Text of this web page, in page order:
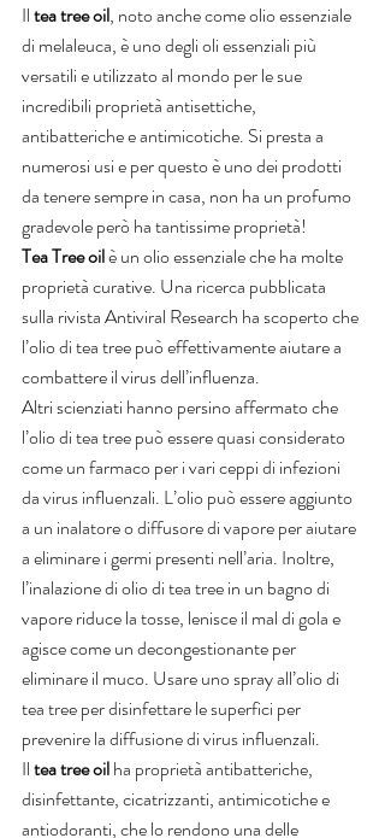
Il tea tree oil, noto anche come olio essenziale
di melaleuca, è uno degli oli essenziali più
versatili e utilizzato al mondo per le sue
incredibili proprietà antisettiche,
antibatteriche e antimicotiche. Si presta a
numerosi usi e per questo è uno dei prodotti
da tenere sempre in casa, non ha un profumo
gradevole però ha tantissime proprietà!
Tea Tree oil è un olio essenziale che ha molte
proprietà curative. Una ricerca pubblicata
sulla rivista Antiviral Research ha scoperto che
l’olio di tea tree può effettivamente aiutare a
combattere il virus dell’influenza.
Altri scienziati hanno persino affermato che
l’olio di tea tree può essere quasi considerato
come un farmaco per i vari ceppi di infezioni
da virus influenzali. L’olio può essere aggiunto
a un inalatore o diffusore di vapore per aiutare
a eliminare i germi presenti nell’aria. Inoltre,
l’inalazione di olio di tea tree in un bagno di
vapore riduce la tosse, lenisce il mal di gola e
agisce come un decongestionante per
eliminare il muco. Usare uno spray all’olio di
tea tree per disinfettare le superfici per
prevenire la diffusione di virus influenzali.
Il tea tree oil ha proprietà antibatteriche,
disinfettante, cicatrizzanti, antimicotiche e
antiodoranti, che lo rendono una delle